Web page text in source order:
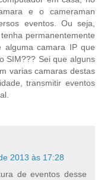
e o cameraman
eventos. Ou seja,
permanentemente
alguma camara IP que
SIM??? Sei que alguns
varias camaras destas
transmitir eventos
2013 às 17:28
de eventos desse